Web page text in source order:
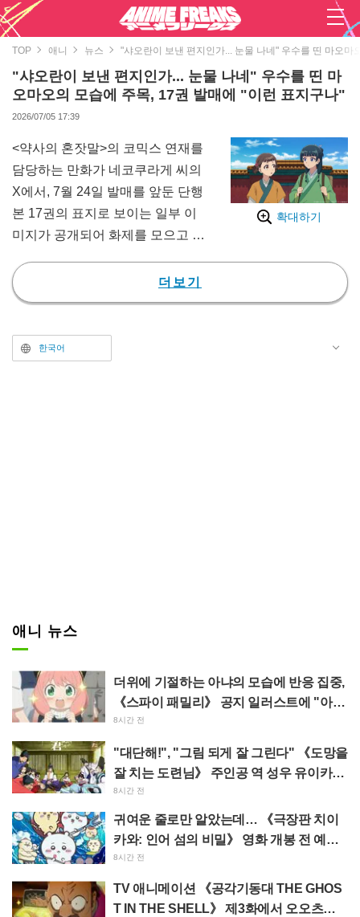
TOP 애니 뉴스 "샤오란이 보낸 편지인가... 눈물 나네" 우수를 띤 마오
"샤오란이 보낸 편지인가... 눈물 나네" 우수를 띤 마
오마오의 모습에 주목, 17권 발매에 "이런 표지구나"
2026/07/05 17:39
확대하기
<약사의 혼잣말>의 코믹스 연재를
담당하는 만화가 네코쿠라게 씨의
X에서, 7월 24일 발매를 앞둔 단행
본 17권의 표지로 보이는 일부 이
미지가 공개되어 화제를 모으고 있
게시글에서는 "단행본 17권은 7월
24일 발매입니다"라는 코멘트와
지에는 '17'이라는 숫자를 배경으
로 주인공 마오마오가 서 있는 모
더보기
한국어
애니 뉴스
더위에 기절하는 아냐의 모습에 반응 집중,
《스파이 패밀리》 공지 일러스트에 "아냐
가 녹고 있다"
8시간 전
"대단해!", "그림 되게 잘 그린다" 《도망을
잘 치는 도련님》 주인공 역 성우 유이카와
아사키의 제13화 ED 일러스트에 찬사 속
출
8시간 전
귀여운 줄로만 알았는데… 《극장판 치이
카와: 인어 섬의 비밀》 영화 개봉 전 예습
영상이 "생각 이상으로 가혹하다", "노동
얘기뿐이다"라며 갭에 놀라는 목소리
8시간 전
TV 애니메이션 《공각기동대 THE GHOS
T IN THE SHELL》 제3화에서 오오츠카